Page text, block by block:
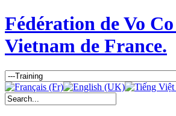
Fédération de Vo
Vietnam de France.